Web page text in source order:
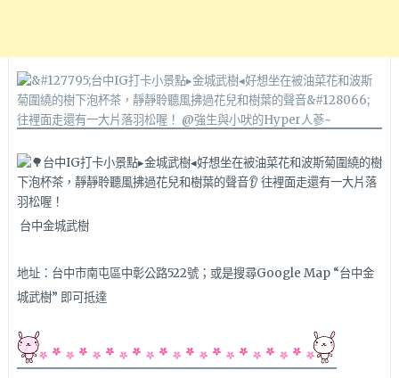
台中金城武樹
地址：台中市南屯區中彰公路522號；或是搜尋Google Map “台中金
城武樹” 即可抵達